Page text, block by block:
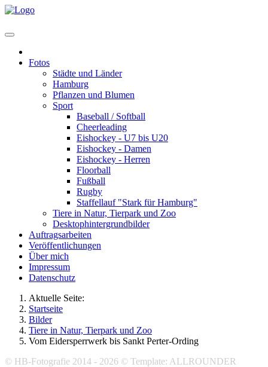
Fotos
Städte und Länder
Hamburg
Pflanzen und Blumen
Sport
Baseball / Softball
Cheerleading
Eishockey - U7 bis U20
Eishockey - Damen
Eishockey - Herren
Floorball
Fußball
Rugby
Staffellauf "Stark für Hamburg"
Tiere in Natur, Tierpark und Zoo
Desktophintergrundbilder
Auftragsarbeiten
Veröffentlichungen
Über mich
Impressum
Datenschutz
Aktuelle Seite:
Startseite
Bilder
Tiere in Natur, Tierpark und Zoo
Vom Eidersperrwerk bis Sankt Perter-Ording
© HB-Fotografie 2014 - 2026 © Template: ALLROUNDER